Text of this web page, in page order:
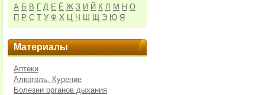
А Б В Г Д Е Ё Ж З И Й К Л М Н О
П Р С Т У Ф Х Ц Ч Ш Щ Э Ю Я
Материалы
Аптеки
Алкоголь. Курение
Болезни органов дыхания